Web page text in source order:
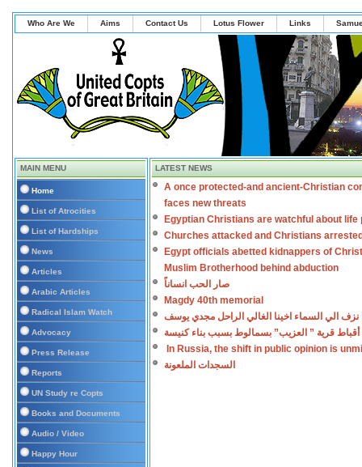
Who Are We Aims Contact Us Lotus Flower Links
MAIN MENU
Home
List of Atrocities
List of Hardships
News
Articles
Arabic Articles
Radical Islam Watch
Advocacy
Press Release
Reports
UN Study re Copts
Books and Documents
Audio / Video
Happy Hour
LATEST NEWS
A once protected-and ancient-Christian
faces new threats
Egyptian Christians are watchful about life
Churches attacked and Christians
Egypt officials abetted kidnappers of
Muslim Brotherhood behind abduction
صار الحب انساناً
Magdy 40th memorial
نزف الي السماء اخينا الغالي الراحل مجدي يوسف
أقباط قرية ” العزيب” بسمالوط بسبب بناء كنيسة
In Russia, the shift in public opinion is
السجدات الملعونة